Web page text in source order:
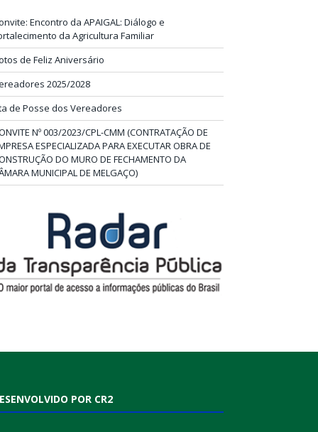
Encontro da APAIGAL: Diálogo e
da Agricultura Familiar
de Feliz Aniversário
2025/2028
de Posse dos Vereadores
Nº 003/2023/CPL-CMM (CONTRATAÇÃO DE
ESPECIALIZADA PARA EXECUTAR OBRA DE
DO MURO DE FECHAMENTO DA
MUNICIPAL DE MELGAÇO)
POR CR2